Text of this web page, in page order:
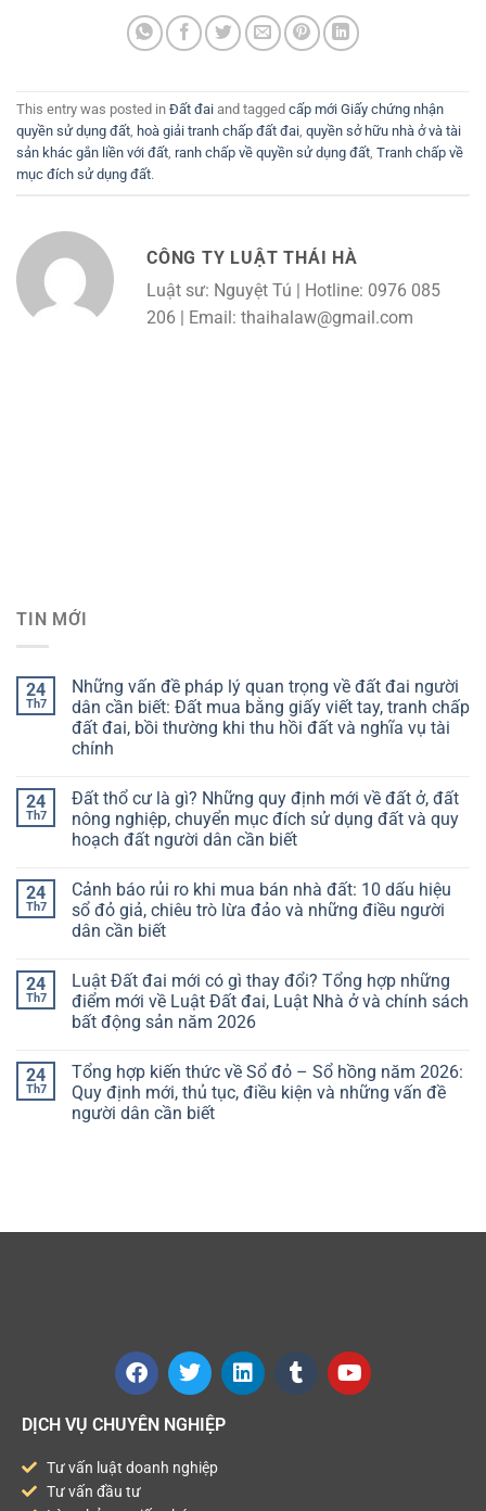
This entry was posted in Đất đai and tagged cấp mới Giấy chứng nhận
quyền sử dụng đất, hoà giải tranh chấp đất đai, quyền sở hữu nhà ở và tài
sản khác gắn liền với đất, ranh chấp về quyền sử dụng đất, Tranh chấp về
mục đích sử dụng đất.
CÔNG TY LUẬT THÁI HÀ
Luật sư: Nguyệt Tú | Hotline: 0976 085
206 | Email: thaihalaw@gmail.com
TIN MỚI
24
Th7
Những vấn đề pháp lý quan trọng về đất đai người
dân cần biết: Đất mua bằng giấy viết tay, tranh chấp
đất đai, bồi thường khi thu hồi đất và nghĩa vụ tài
chính
24
Th7
Đất thổ cư là gì? Những quy định mới về đất ở, đất
nông nghiệp, chuyển mục đích sử dụng đất và quy
hoạch đất người dân cần biết
24
Th7
Cảnh báo rủi ro khi mua bán nhà đất: 10 dấu hiệu
sổ đỏ giả, chiêu trò lừa đảo và những điều người
dân cần biết
24
Th7
Luật Đất đai mới có gì thay đổi? Tổng hợp những
điểm mới về Luật Đất đai, Luật Nhà ở và chính sách
bất động sản năm 2026
24
Th7
Tổng hợp kiến thức về Sổ đỏ – Sổ hồng năm 2026:
Quy định mới, thủ tục, điều kiện và những vấn đề
người dân cần biết
DỊCH VỤ CHUYÊN NGHIỆP
Tư vấn luật doanh nghiệp
Tư vấn đầu tư